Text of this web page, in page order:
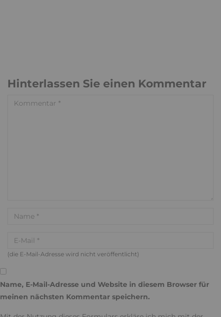
Hinterlassen Sie einen Kommentar
(die E-Mail-Adresse wird nicht veröffentlicht)
Name, E-Mail-Adresse und Website in diesem Browser für
meinen nächsten Kommentar speichern.